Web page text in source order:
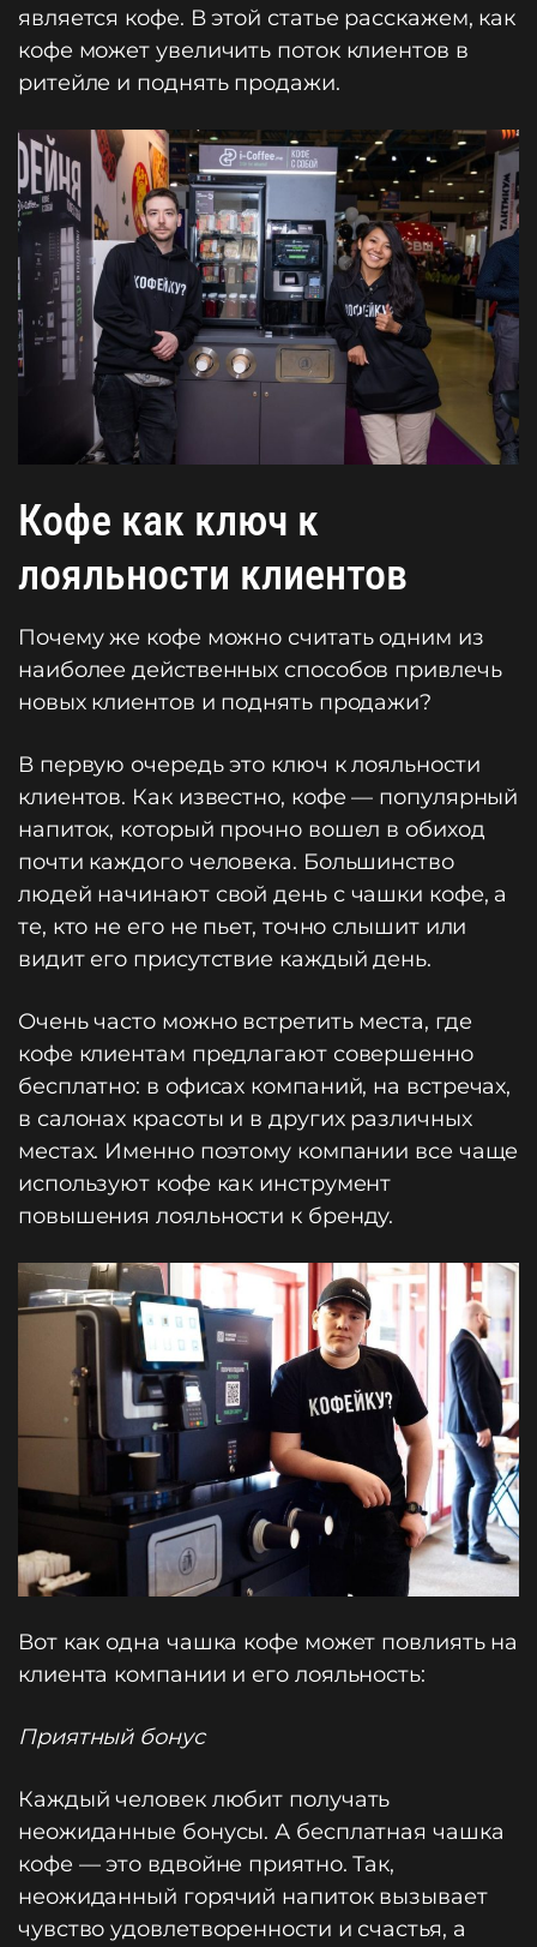
является кофе. В этой статье расскажем, как
кофе может увеличить поток клиентов в
ритейле и поднять продажи.
Кофе как ключ к
лояльности клиентов
Почему же кофе можно считать одним из
наиболее действенных способов привлечь
новых клиентов и поднять продажи?
В первую очередь это ключ к лояльности
клиентов. Как известно, кофе — популярный
напиток, который прочно вошел в обиход
почти каждого человека. Большинство
людей начинают свой день с чашки кофе, а
те, кто не его не пьет, точно слышит или
видит его присутствие каждый день.
Очень часто можно встретить места, где
кофе клиентам предлагают совершенно
бесплатно: в офисах компаний, на встречах,
в салонах красоты и в других различных
местах. Именно поэтому компании все чаще
используют кофе как инструмент
повышения лояльности к бренду.
Вот как одна чашка кофе может повлиять на
клиента компании и его лояльность:
Приятный бонус
Каждый человек любит получать
неожиданные бонусы. А бесплатная чашка
кофе — это вдвойне приятно. Так,
неожиданный горячий напиток вызывает
чувство удовлетворенности и счастья, а